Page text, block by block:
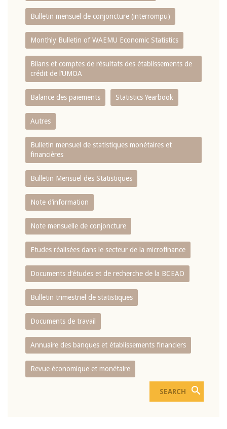
Bulletin mensuel de conjoncture (interrompu)
Monthly Bulletin of WAEMU Economic Statistics
Bilans et comptes de résultats des établissements de
crédit de l‘UMOA
Balance des paiements Statistics Yearbook
Autres
Bulletin mensuel de statistiques monétaires et
financières
Bulletin Mensuel des Statistiques
Note d’information
Note mensuelle de conjoncture
Etudes réalisées dans le secteur de la microfinance
Documents d’études et de recherche de la BCEAO
Bulletin trimestriel de statistiques
Documents de travail
Annuaire des banques et établissements financiers
Revue économique et monétaire